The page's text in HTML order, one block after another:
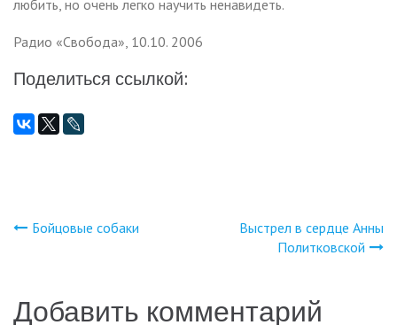
любить, но очень легко научить ненавидеть.
Радио «Свобода», 10.10. 2006
Поделиться ссылкой:
Навигация
Бойцовые собаки
Выстрел в сердце Анны
Политковской
Добавить комментарий